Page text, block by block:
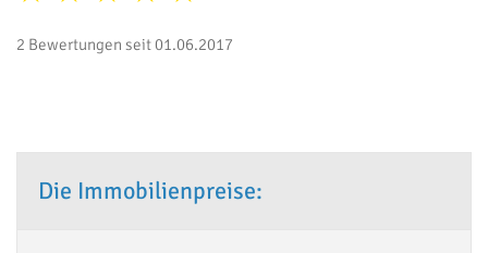
2 Bewertungen seit 01.06.2017
Die Immobilienpreise: